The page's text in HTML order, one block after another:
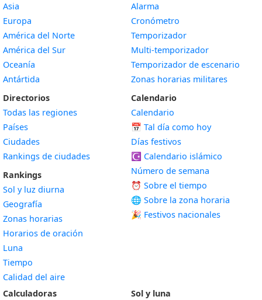
Asia
Europa
América del Norte
América del Sur
Oceanía
Antártida
Directorios
Todas las regiones
Países
Ciudades
Rankings de ciudades
Rankings
Sol y luz diurna
Geografía
Zonas horarias
Horarios de oración
Luna
Tiempo
Calidad del aire
Alarma
Cronómetro
Temporizador
Multi-temporizador
Temporizador de escenario
Zonas horarias militares
Calendario
Calendario
📅 Tal día como hoy
Días festivos
☪️ Calendario islámico
Número de semana
⏰ Sobre el tiempo
🌐 Sobre la zona horaria
🎉 Festivos nacionales
Calculadoras
Sol y luna